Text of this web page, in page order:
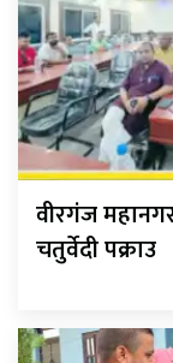
वीरगंज
चतुर्वेदी पक्राउ